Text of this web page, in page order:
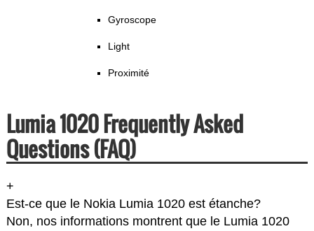
Gyroscope
Light
Proximité
Lumia 1020 Frequently Asked
Questions (FAQ)
+
Est-ce que le Nokia Lumia 1020 est étanche?
Non, nos informations montrent que le Lumia 1020